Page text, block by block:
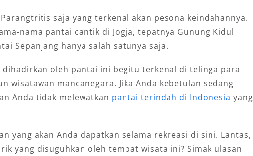
saja yang terkenal akan pesona keindahannya.
nama pantai cantik di Jogja, tepatnya Gunung Kidul
Sepanjang hanya salah satunya saja.
dihadirkan oleh pantai ini begitu terkenal di telinga para
wisatawan mancanegara. Jika Anda kebetulan sedang
Anda tidak melewatkan pantai terindah di Indonesia yang
yang akan Anda dapatkan selama rekreasi di sini. Lantas,
yang disuguhkan oleh tempat wisata ini? Simak ulasan